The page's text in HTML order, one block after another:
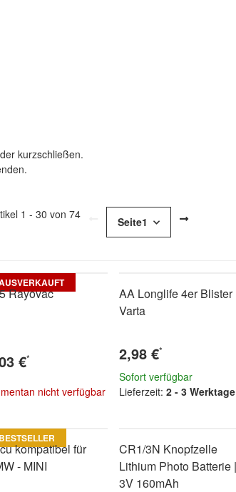
kurzschließen.
1 - 30 von 74
Seite1
Rayovac
€*
Zum Artikel
nicht verfügbar
AA Longlife 4er Blister
Varta
2,98 €*
Sofort verfügbar
Lieferzeit: 2 - 3 Werktage
BESTSELLER
kompatibel für
- MINI
CR1/3N Knopfzelle
Lithium Photo Batterie |
3V 160mAh